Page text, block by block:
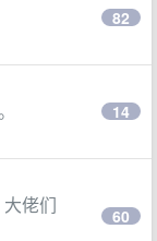
82
14
佬们
60